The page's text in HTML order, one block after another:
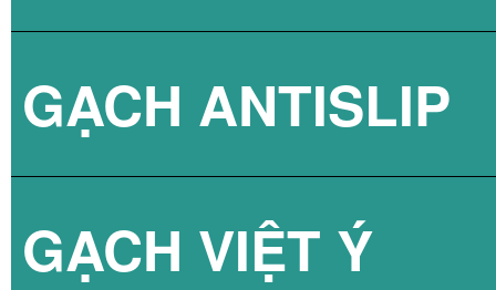
BÌNH NÓNG
BÌNH NÓNG
GẠCH ANTISLIP
GẠCH VIỆT Ý